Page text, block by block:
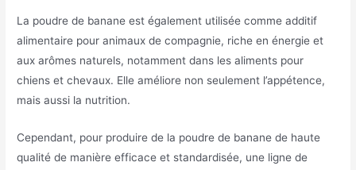
La poudre de banane est également utilisée comme additif
alimentaire pour animaux de compagnie, riche en énergie et
aux arômes naturels, notamment dans les aliments pour
chiens et chevaux. Elle améliore non seulement l’appétence,
mais aussi la nutrition.
Cependant, pour produire de la poudre de banane de haute
qualité de manière efficace et standardisée, une ligne de